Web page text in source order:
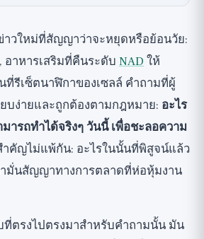
ของเทโลเมียร์: การปกป้องปลาย
นแปลงอีพีเจเนติกส์: การรีเซ็ต
ออก
ยสมดุลของโปรตีน
ที่บกพร่อง: ระบบรีไซเคิลของ
จำกัดแคลอรี่
วใหม่ที่สัญญาว่าจะหยุดหรือย้อนวัย:
าหารเสริมที่คืนระดับ NAD ให้
ที่รีเซ็ตนาฬิกาของเซลล์ คำถามที่ผู้
บง่ายและถูกต้องตามกฎหมาย: อะไร
ารถทำได้จริงๆ วันนี้ เพื่อชะลอความ
คัญไม่แพ้กัน: อะไรในนั้นที่พิสูจน์แล้ว
ำมั่นสัญญาทางการตลาดที่ห่อหุ้มงาน
ตรงไปตรงมาสำหรับคำถามนั้น มัน